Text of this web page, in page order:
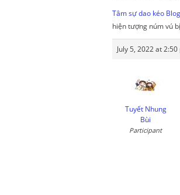
Tâm sự dao kéo
hiện tượng núm vú
July 5, 2022 at 2:50
Tuyết Nhung
Bùi
Participant